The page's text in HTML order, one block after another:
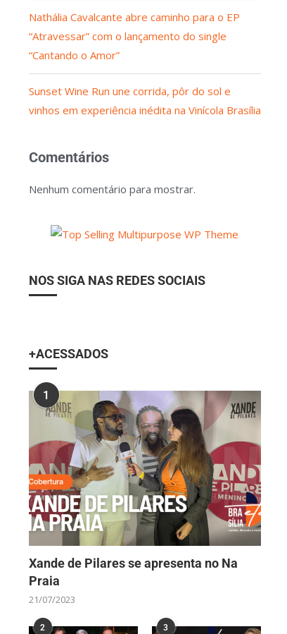
Nathália Cavalcante abre caminho para o EP
“Atravessar” com o lançamento do single
“Cantando o Amor”
Sunset Wine Run une corrida, pôr do sol e
vinhos em experiência inédita na Vinícola Brasília
Comentários
Nenhum comentário para mostrar.
NOS SIGA NAS REDES SOCIAIS
+ACESSADOS
1
Xande de Pilares se apresenta no Na
Praia
21/07/2023
2 3